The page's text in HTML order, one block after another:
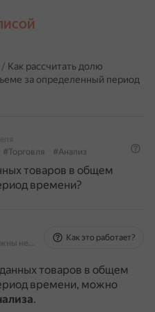
/ Как рассчитать долю
за определенный период
#Торговля #Анализ
товаров в общем
времени?
На основе источников, возможны неточности
Как это работает?
товаров в общем
времени, можно
.